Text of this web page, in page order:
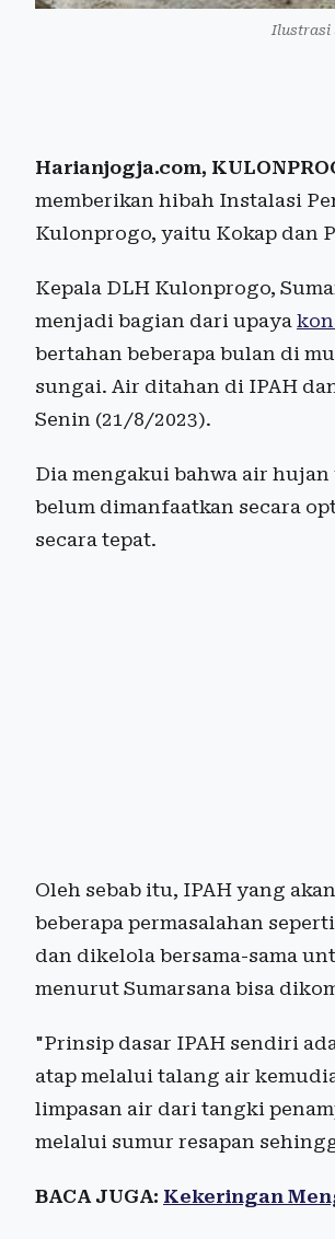
Ilustrasi
Harianjogja.com,
memberikan hibah Instalasi
Kulonprogo, yaitu Kokap dan
Kepala DLH Kulonprogo,
menjadi bagian dari upaya
bertahan beberapa bulan di
sungai. Air ditahan di IPAH
Senin (21/8/2023).
Dia mengakui bahwa air
belum dimanfaatkan secara
secara tepat.
Oleh sebab itu, IPAH yang
beberapa permasalahan
dan dikelola bersama-sama
menurut Sumarsana bisa
"Prinsip dasar IPAH sendiri
atap melalui talang air
limpasan air dari tangki
melalui sumur resapan
BACA JUGA: Kekeringan